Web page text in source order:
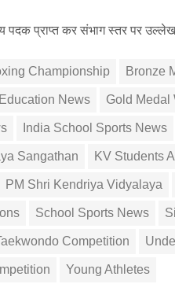
प्राप्त कर संभाग स्तर पर
Championship Bronze
Education News Gold Medal
India School Sports News
Sangathan KV Students
PM Shri Kendriya Vidyalaya
School Sports News
Competition
Young Athletes